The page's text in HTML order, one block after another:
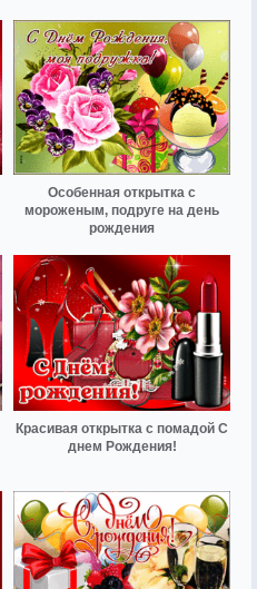
Особенная открытка с
мороженым, подруге на день
рождения
Красивая открытка с помадой С
днем Рождения!